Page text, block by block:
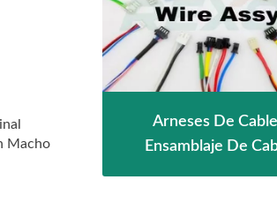
Macho
Arneses De Cable Y
Ensamblaje De Cables